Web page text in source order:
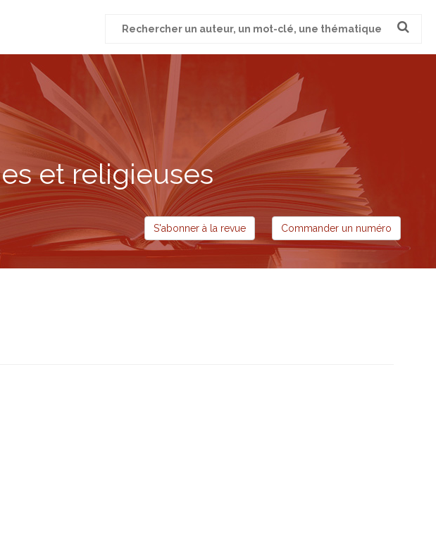
pour
et religieuses
S'abonner à la revue Commander un numéro